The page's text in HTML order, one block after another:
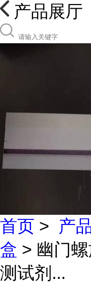
产品展厅
首页 > 产
盒 > 幽门
测试剂...